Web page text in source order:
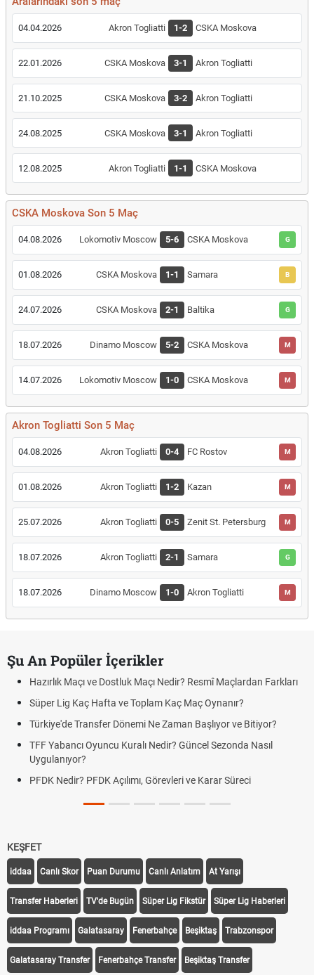
04.04.2026 Akron Togliatti 1-2 CSKA Moskova
22.01.2026 CSKA Moskova 3-1 Akron Togliatti
21.10.2025 CSKA Moskova 3-2 Akron Togliatti
24.08.2025 CSKA Moskova 3-1 Akron Togliatti
12.08.2025 Akron Togliatti 1-1 CSKA Moskova
CSKA Moskova Son 5 Maç
04.08.2026 Lokomotiv Moscow 5-6 CSKA Moskova G
01.08.2026 CSKA Moskova 1-1 Samara B
24.07.2026 CSKA Moskova 2-1 Baltika G
18.07.2026 Dinamo Moscow 5-2 CSKA Moskova M
14.07.2026 Lokomotiv Moscow 1-0 CSKA Moskova M
Akron Togliatti Son 5 Maç
04.08.2026 Akron Togliatti 0-4 FC Rostov M
01.08.2026 Akron Togliatti 1-2 Kazan M
25.07.2026 Akron Togliatti 0-5 Zenit St. Petersburg M
18.07.2026 Akron Togliatti 2-1 Samara G
18.07.2026 Dinamo Moscow 1-0 Akron Togliatti M
Şu An Popüler İçerikler
Hazırlık Maçı ve Dostluk Maçı Nedir? Resmî Maçlardan Farkları
Süper Lig Kaç Hafta ve Toplam Kaç Maç Oynanır?
Türkiye'de Transfer Dönemi Ne Zaman Başlıyor ve Bitiyor?
TFF Yabancı Oyuncu Kuralı Nedir? Güncel Sezonda Nasıl
Uygulanıyor?
PFDK Nedir? PFDK Açılımı, Görevleri ve Karar Süreci
KEŞFET
iddaa Canlı Skor Puan Durumu Canlı Anlatım At Yarışı
Transfer Haberleri TV'de Bugün Süper Lig Fikstür Süper Lig Haberleri
iddaa Programı Galatasaray Fenerbahçe Beşiktaş Trabzonspor
Galatasaray Transfer Fenerbahçe Transfer Beşiktaş Transfer